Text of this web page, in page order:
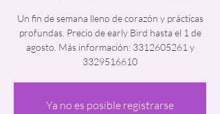
Un fin de semana lleno de corazón y prácticas
profundas. Precio de early Bird hasta el 1 de
agosto. Más información: 3312605261 y
3329516610
Ya no es posible registrarse